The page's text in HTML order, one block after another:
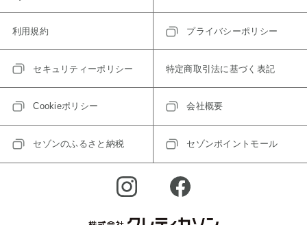
利用規約 プライバシーポリシー
セキュリティーポリシー 特定商取引法に基づく表記
Cookieポリシー 会社概要
セゾンのふるさと納税 セゾンポイントモール